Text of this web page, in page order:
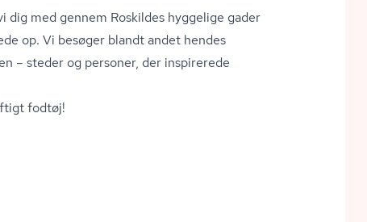
dig med gennem Roskildes hyggelige gader
op. Vi besøger blandt andet hendes
– steder og personer, der inspirerede
fodtøj!